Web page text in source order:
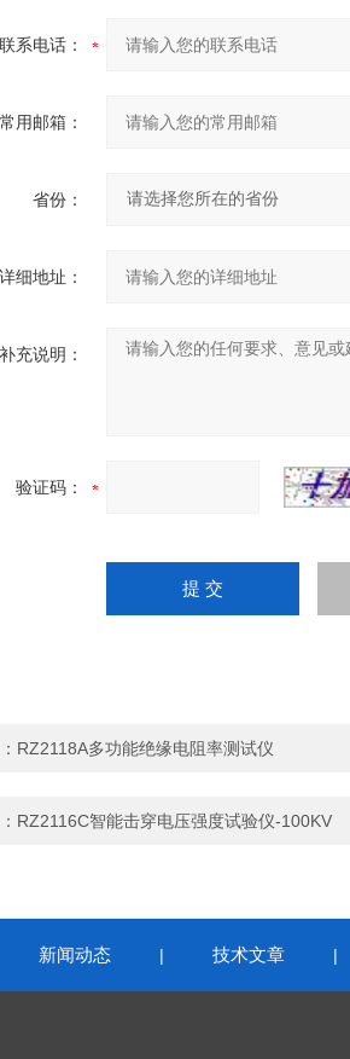
联系电话：
常用邮箱：
省份：
详细地址：
补充说明：
验证码：
RZ2118A多功能绝缘电阻率测试仪
RZ2116C智能击穿电压强度试验仪-100KV
新闻动态 | 技术文章 |